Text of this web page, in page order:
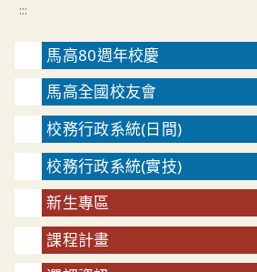
:::
馬高80週年校慶
馬高全國校友會
校務行政系統(日間)
校務行政系統(實技)
新生專區
課程計畫